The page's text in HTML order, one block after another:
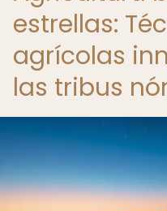
estrellas:
agrícolas
las tribus